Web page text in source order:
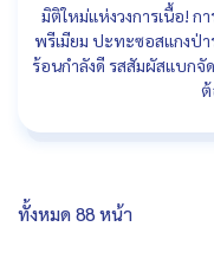
มิติใหม่แห่งวงการเนื้อ! ก
พรีเมียม ปะทะซอสแกงป่า
ร้อนกำลังดี รสสัมผัสแบก
ต้
ทั้งหมด 88 หน้า